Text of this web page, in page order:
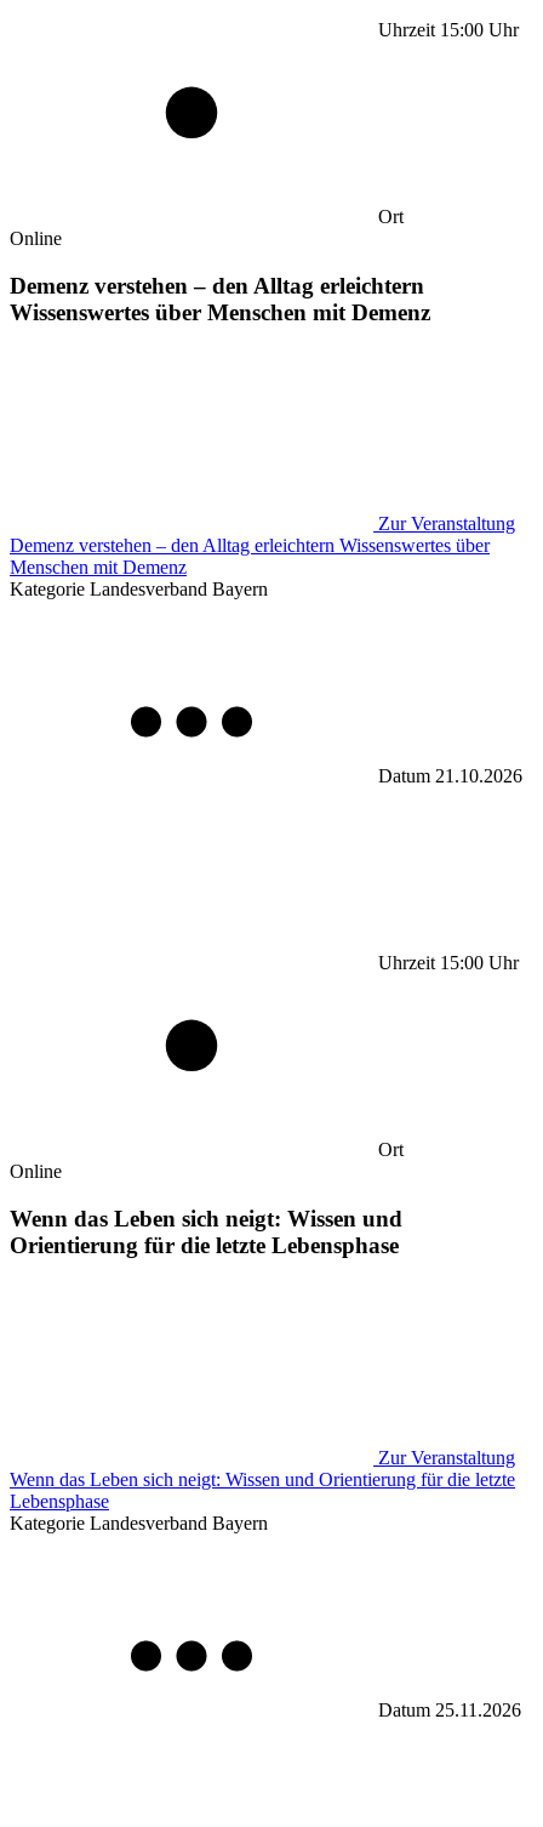
Uhrzeit 15:00 Uhr
Ort
Online
Demenz verstehen – den Alltag erleichtern
Wissenswertes über Menschen mit Demenz
Zur Veranstaltung
Demenz verstehen – den Alltag erleichtern Wissenswertes über
Menschen mit Demenz
Kategorie Landesverband Bayern
Datum 21.10.2026
Uhrzeit 15:00 Uhr
Ort
Online
Wenn das Leben sich neigt: Wissen und
Orientierung für die letzte Lebensphase
Zur Veranstaltung
Wenn das Leben sich neigt: Wissen und Orientierung für die letzte
Lebensphase
Kategorie Landesverband Bayern
Datum 25.11.2026